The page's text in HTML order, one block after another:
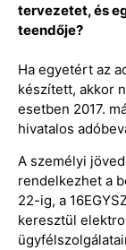
tervezetet, és
teendője?
Ha egyetért az
készített, akkor
esetben 2017.
hivatalos
A személyi
rendelkezhet a
22-ig, a
keresztül